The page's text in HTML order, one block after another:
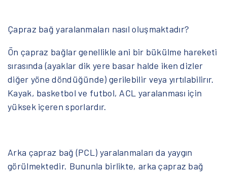
Çapraz bağ yaralanmaları nasıl oluşmaktadır?
Ön çapraz bağlar genellikle ani bir bükülme hareketi
sırasında (ayaklar dik yere basar halde iken dizler
diğer yöne döndüğünde) gerilebilir veya yırtılabilirır.
Kayak, basketbol ve futbol, ACL yaralanması için
yüksek içeren sporlardır.
Arka çapraz bağ (PCL) yaralanmaları da yaygın
görülmektedir. Bununla birlikte, arka çapraz bağ